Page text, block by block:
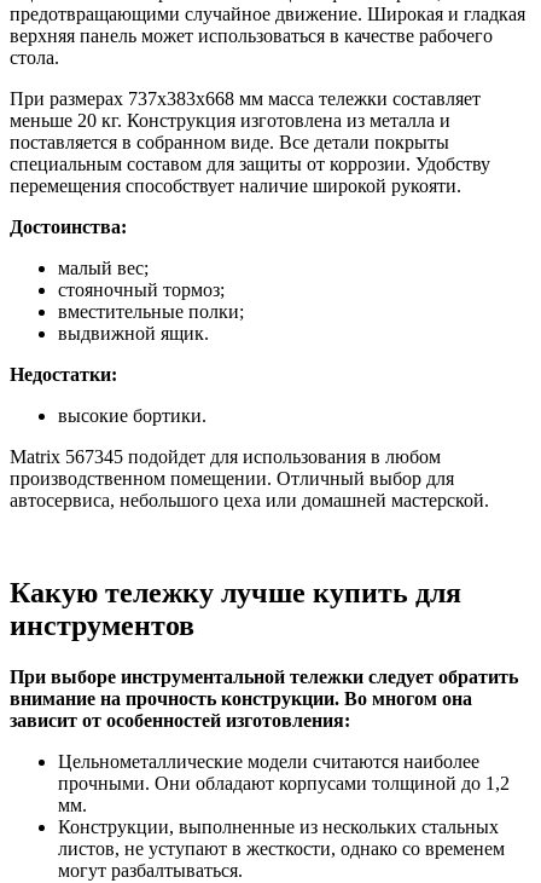
предотвращающими случайное движение. Широкая и гладкая
верхняя панель может использоваться в качестве рабочего
стола.
При размерах 737x383x668 мм масса тележки составляет
меньше 20 кг. Конструкция изготовлена из металла и
поставляется в собранном виде. Все детали покрыты
специальным составом для защиты от коррозии. Удобству
перемещения способствует наличие широкой рукояти.
Достоинства:
малый вес;
стояночный тормоз;
вместительные полки;
выдвижной ящик.
Недостатки:
высокие бортики.
Matrix 567345 подойдет для использования в любом
производственном помещении. Отличный выбор для
автосервиса, небольшого цеха или домашней мастерской.
Какую тележку лучше купить для
инструментов
При выборе инструментальной тележки следует обратить
внимание на прочность конструкции. Во многом она
зависит от особенностей изготовления:
Цельнометаллические модели считаются наиболее
прочными. Они обладают корпусами толщиной до 1,2
мм.
Конструкции, выполненные из нескольких стальных
листов, не уступают в жесткости, однако со временем
могут разбалтываться.